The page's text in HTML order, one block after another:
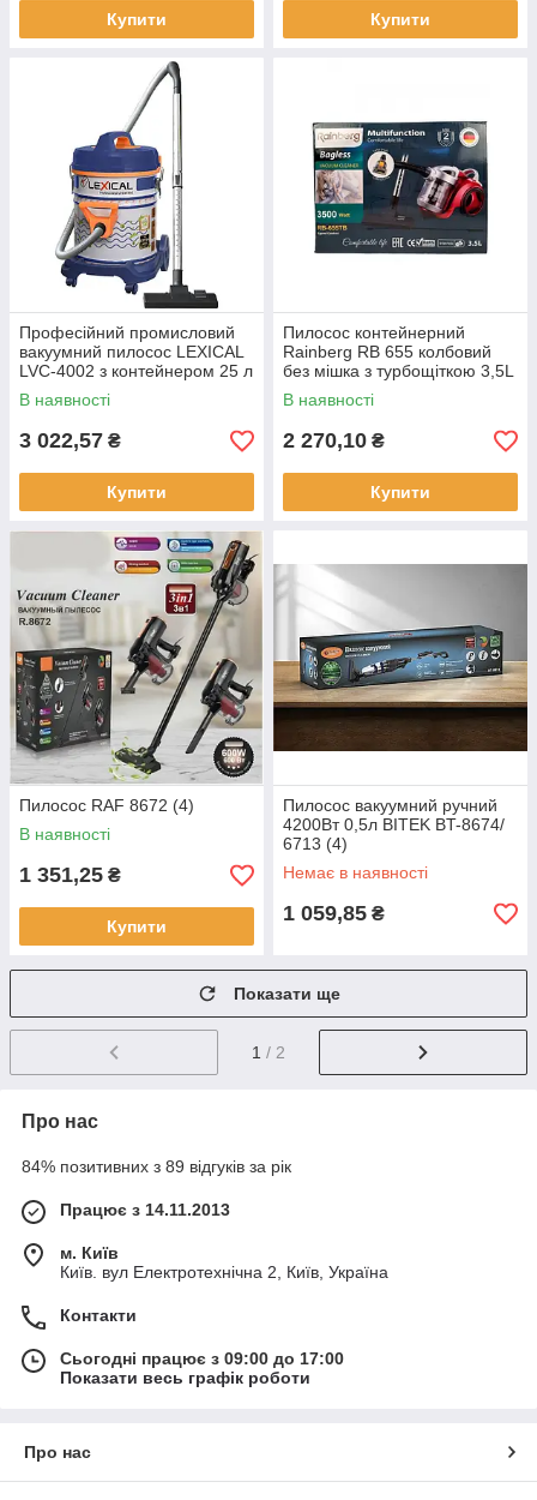
Купити Купити
Професійний промисловий
вакуумний пилосос LEXICAL
LVC-4002 з контейнером 25 л
Blue/Orange 220
В наявності
3 022,57 ₴
Купити
Пилосос контейнерний
Rainberg RB 655 колбовий
без мішка з турбощіткою 3,5L
3500W (1 шт./ясть)
В наявності
2 270,10 ₴
Купити
Пилосос RAF 8672 (4)
В наявності
1 351,25 ₴
Купити
Пилосос вакуумний ручний
4200Вт 0,5л BITEK BT-8674/
6713 (4)
Немає в наявності
1 059,85 ₴
Показати ще
1 / 2
Про нас
84% позитивних з 89 відгуків за рік
Працює з 14.11.2013
м. Київ
Київ. вул Електротехнічна 2, Київ, Україна
Контакти
Сьогодні працює з 09:00 до 17:00
Показати весь графік роботи
Про нас